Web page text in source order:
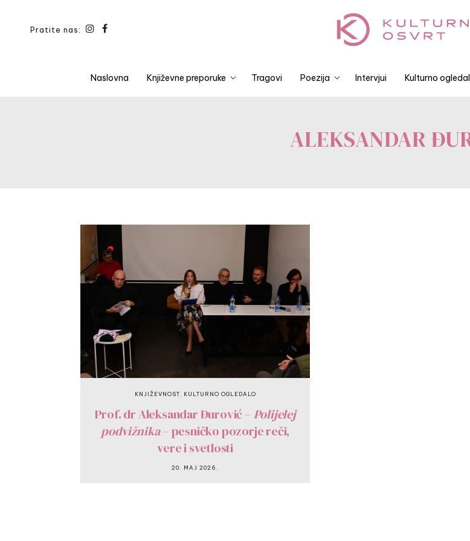
Pratite nas:
Naslovna Književne preporuke Tragovi Poezija Intervjui Kulturno
ALEKSANDAR
KNJIŽEVNOST KULTURNO OGLEDALO
Prof. dr Aleksandar Đurović – Polijelej
podvižnika– pesničko pozorje reči,
vere i svetlosti
20. MAJ 2026.